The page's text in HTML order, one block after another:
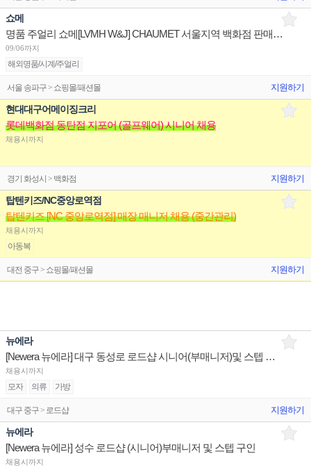
쇼메
명품 주얼리 쇼메[LVMH W&J] CHAUMET 서울지역 백화점 판매사원 채용
09/06까지
해외명품/시계/주얼리
서울 송파구 > 쇼핑몰/패션몰 지원하기
현대대구어메이징크리
롯데백화점 동탄점 지포어 (골프웨어) 시니어 채용
채용시까지
경기 화성시 > 백화점 지원하기
탑텐키즈/NC중앙로역점
탑텐키즈 [NC 중앙로역점] 매장 매니저 채용 (중간관리)
채용시까지
아동복
대전 중구 > 쇼핑몰/패션몰 지원하기
뉴에라
[Newera 뉴에라] 대구 동성로 로드샵 시니어(부매니저)및 스텝 구인
채용시까지
모자 의류 가방
대구 중구 > 로드샵 지원하기
뉴에라
[Newera 뉴에라] 성수 로드샵 (시니어)부매니저 및 스텝 구인
채용시까지